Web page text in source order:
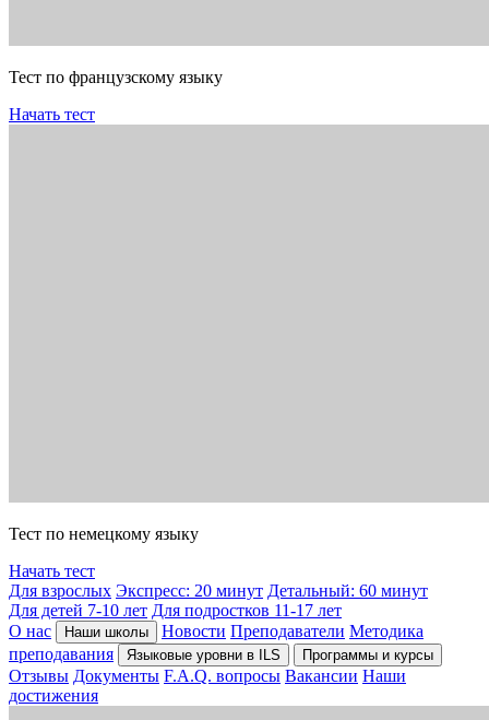
Тест по французскому языку
Начать тест
Тест по немецкому языку
Начать тест
Для взрослых Экспресс: 20 минут Детальный: 60 минут
Для детей 7-10 лет Для подростков 11-17 лет
О нас
Наши школы Новости Преподаватели Методика
преподавания
Языковые уровни в ILS Программы и курсы
Отзывы Документы F.A.Q. вопросы Вакансии Наши
достижения